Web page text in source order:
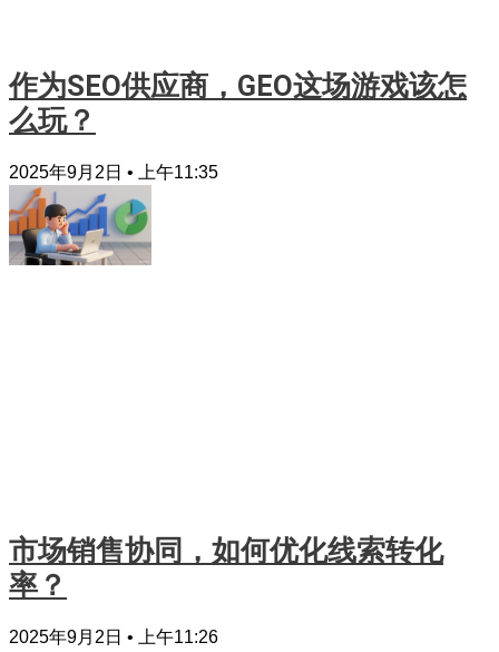
作为SEO供应商，GEO这场游戏该怎
么玩？
2025年9月2日 上午11:35
市场销售协同，如何优化线索转化
率？
2025年9月2日 上午11:26